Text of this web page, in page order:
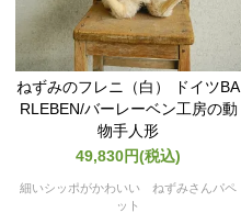
ねずみのフレニ（白） ドイツBA
RLEBEN/バーレーベン工房の動
物手人形
49,830円(税込)
細いシッポがかわいい ねずみさんパペ
ット